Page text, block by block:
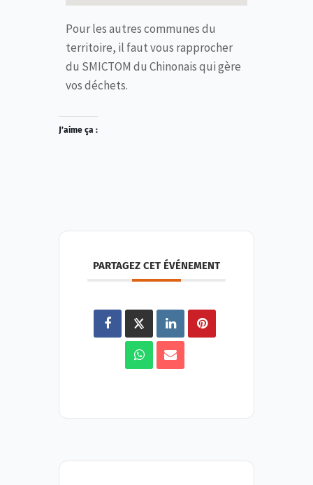
Pour les autres communes du
territoire, il faut vous rapprocher
du SMICTOM du Chinonais qui gère
vos déchets.
J’aime ça :
PARTAGEZ CET ÉVÉNEMENT